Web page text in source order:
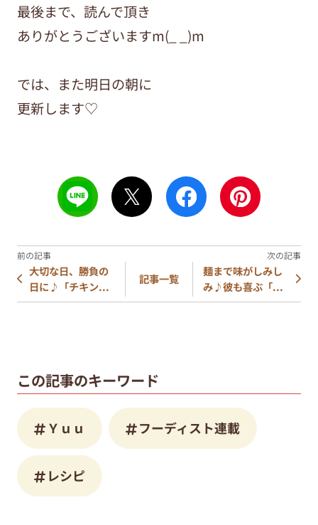
最後まで、読んで頂き
ありがとうございますm(_ _)m
では、また明日の朝に
更新します♡
大切な日、勝負の
日に♪「チキン...
記事一覧
麺まで味がしみし
み♪彼も喜ぶ「...
この記事のキーワード
Ｙｕｕ フーディスト連載
レシピ